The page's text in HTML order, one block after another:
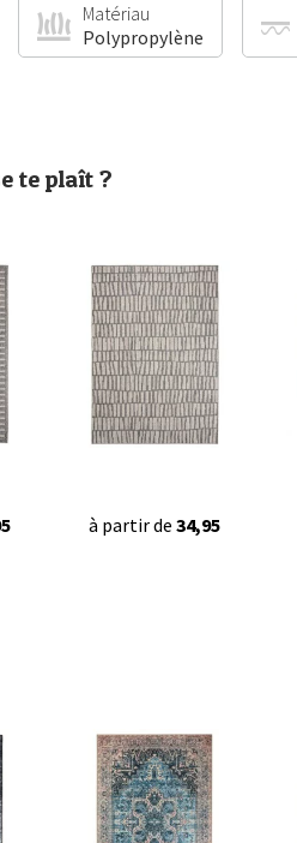
Matériau
Polypropylène
te plaît ?
à partir de 34,95